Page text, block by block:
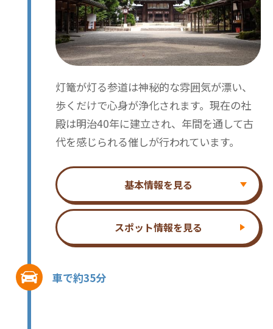
灯篭が灯る参道は神秘的な雰囲気が漂い、
歩くだけで心身が浄化されます。現在の社
殿は明治40年に建立され、年間を通して古
代を感じられる催しが行われています。
基本情報を見る
スポット情報を見る
車で約35分